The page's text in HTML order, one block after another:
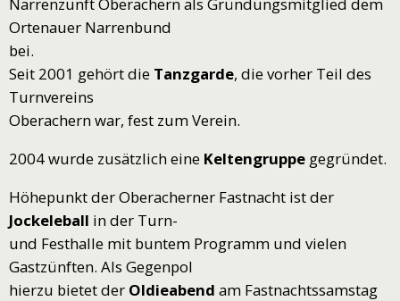
Narrenzunft Oberachern als Gründungsmitglied dem
Ortenauer Narrenbund
bei.
Seit 2001 gehört die Tanzgarde, die vorher Teil des
Turnvereins
Oberachern war, fest zum Verein.
2004 wurde zusätzlich eine Keltengruppe gegründet.
Höhepunkt der Oberacherner Fastnacht ist der
Jockeleball in der Turn-
und Festhalle mit buntem Programm und vielen
Gastzünften. Als Gegenpol
hierzu bietet der Oldieabend am Fastnachtssamstag